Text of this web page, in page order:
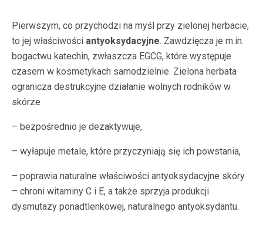
Pierwszym, co przychodzi na myśl przy zielonej herbacie,
to jej właściwości antyoksydacyjne. Zawdzięcza je m.in.
bogactwu katechin, zwłaszcza EGCG, które występuje
czasem w kosmetykach samodzielnie. Zielona herbata
ogranicza destrukcyjne działanie wolnych rodników w
skórze
– bezpośrednio je dezaktywuje,
– wyłapuje metale, które przyczyniają się ich powstania,
– poprawia naturalne właściwości antyoksydacyjne skóry
– chroni witaminy C i E, a także sprzyja produkcji
dysmutazy ponadtlenkowej, naturalnego antyoksydantu.